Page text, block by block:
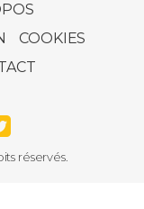
COOKIES
réservés.